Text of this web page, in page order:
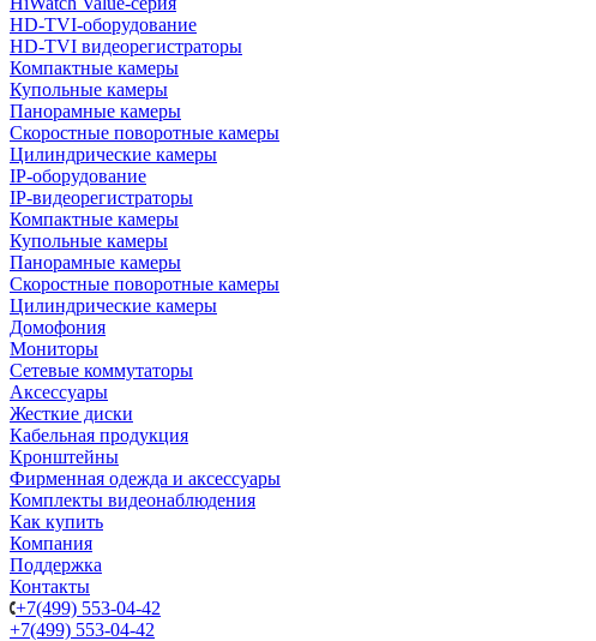
HD-TVI-оборудование
HD-TVI видеорегистраторы
Компактные камеры
Купольные камеры
Панорамные камеры
Скоростные поворотные камеры
Цилиндрические камеры
IP-оборудование
IP-видеорегистраторы
Компактные камеры
Купольные камеры
Панорамные камеры
Скоростные поворотные камеры
Цилиндрические камеры
Домофония
Мониторы
Сетевые коммутаторы
Аксессуары
Жесткие диски
Кабельная продукция
Кронштейны
Фирменная одежда и аксессуары
Комплекты видеонаблюдения
Как купить
Компания
Поддержка
Контакты
+7(499) 553-04-42
+7(499) 553-04-42